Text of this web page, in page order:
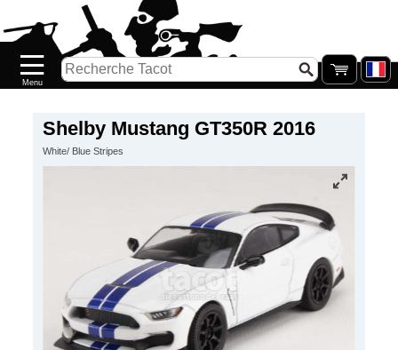
Shelby Mustang GT350R 2016
White/ Blue Stripes
Nouveautés
Catalogue/Stock
PETITS